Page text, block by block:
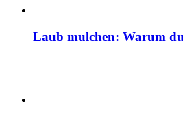
Laub mulchen: Warum